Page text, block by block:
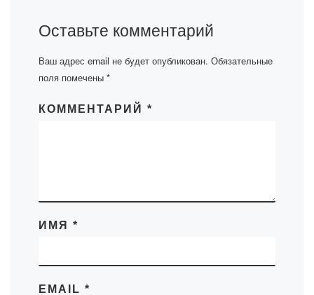
Оставьте комментарий
Ваш адрес email не будет опубликован. Обязательные
поля помечены *
КОММЕНТАРИЙ *
ИМЯ *
EMAIL *